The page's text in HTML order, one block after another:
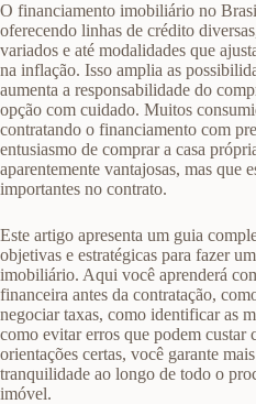
O financiamento imobiliário no
oferecendo linhas de crédito
variados e até modalidades que
na inflação. Isso amplia as
aumenta a responsabilidade do
opção com cuidado. Muitos
contratando o financiamento com
entusiasmo de comprar a casa
aparentemente vantajosas, mas que
importantes no contrato.
Este artigo apresenta um guia
objetivas e estratégicas para fazer
imobiliário. Aqui você aprenderá
financeira antes da contratação,
negociar taxas, como identificar as
como evitar erros que podem custar
orientações certas, você garante
tranquilidade ao longo de todo o
imóvel.